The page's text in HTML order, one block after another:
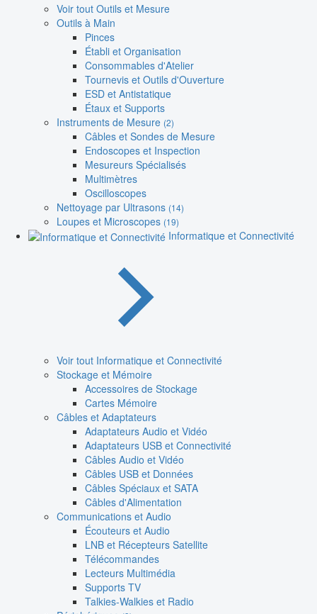
Voir tout Outils et Mesure
Outils à Main
Pinces
Établi et Organisation
Consommables d'Atelier
Tournevis et Outils d'Ouverture
ESD et Antistatique
Étaux et Supports
Instruments de Mesure (2)
Câbles et Sondes de Mesure
Endoscopes et Inspection
Mesureurs Spécialisés
Multimètres
Oscilloscopes
Nettoyage par Ultrasons (14)
Loupes et Microscopes (19)
Informatique et Connectivité
Voir tout Informatique et Connectivité
Stockage et Mémoire
Accessoires de Stockage
Cartes Mémoire
Câbles et Adaptateurs
Adaptateurs Audio et Vidéo
Adaptateurs USB et Connectivité
Câbles Audio et Vidéo
Câbles USB et Données
Câbles Spéciaux et SATA
Câbles d'Alimentation
Communications et Audio
Écouteurs et Audio
LNB et Récepteurs Satellite
Télécommandes
Lecteurs Multimédia
Supports TV
Talkies-Walkies et Radio